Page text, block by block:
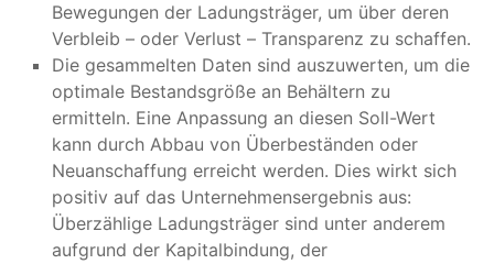
Bewegungen der Ladungsträger, um über deren
Verbleib – oder Verlust – Transparenz zu schaffen.
Die gesammelten Daten sind auszuwerten, um die
optimale Bestandsgröße an Behältern zu
ermitteln. Eine Anpassung an diesen Soll-Wert
kann durch Abbau von Überbeständen oder
Neuanschaffung erreicht werden. Dies wirkt sich
positiv auf das Unternehmensergebnis aus:
Überzählige Ladungsträger sind unter anderem
aufgrund der Kapitalbindung, der